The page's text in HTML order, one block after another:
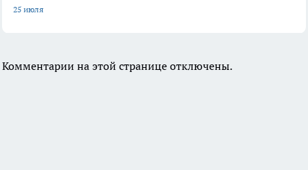
25 июля
Комментарии на этой странице отключены.